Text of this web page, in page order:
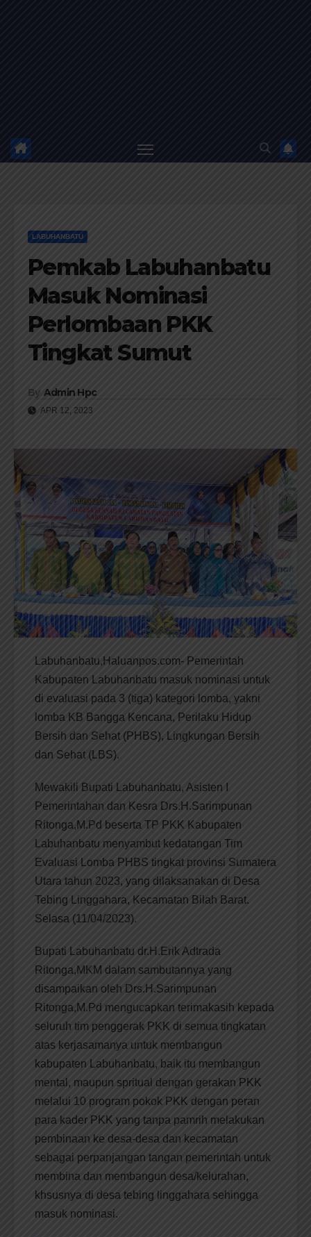
LABUHANBATU
Pemkab Labuhanbatu
Masuk Nominasi
Perlombaan PKK
Tingkat Sumut
By Admin Hpc
APR 12, 2023
Labuhanbatu,Haluanpos.com- Pemerintah
Kabupaten Labuhanbatu masuk nominasi untuk
di evaluasi pada 3 (tiga) kategori lomba, yakni
lomba KB Bangga Kencana, Perilaku Hidup
Bersih dan Sehat (PHBS), Lingkungan Bersih
dan Sehat (LBS).
Mewakili Bupati Labuhanbatu, Asisten I
Pemerintahan dan Kesra Drs.H.Sarimpunan
Ritonga,M.Pd beserta TP PKK Kabupaten
Labuhanbatu menyambut kedatangan Tim
Evaluasi Lomba PHBS tingkat provinsi Sumatera
Utara tahun 2023, yang dilaksanakan di Desa
Tebing Linggahara, Kecamatan Bilah Barat.
Selasa (11/04/2023).
Bupati Labuhanbatu dr.H.Erik Adtrada
Ritonga,MKM dalam sambutannya yang
disampaikan oleh Drs.H.Sarimpunan
Ritonga,M.Pd mengucapkan terimakasih kepada
seluruh tim penggerak PKK di semua tingkatan
atas kerjasamanya untuk membangun
kabupaten Labuhanbatu, baik itu membangun
mental, maupun spritual dengan gerakan PKK
melalui 10 program pokok PKK dengan peran
para kader PKK yang tanpa pamrih melakukan
pembinaan ke desa-desa dan kecamatan
sebagai perpanjangan tangan pemerintah untuk
membina dan membangun desa/kelurahan,
khsusnya di desa tebing linggahara sehingga
masuk nominasi.